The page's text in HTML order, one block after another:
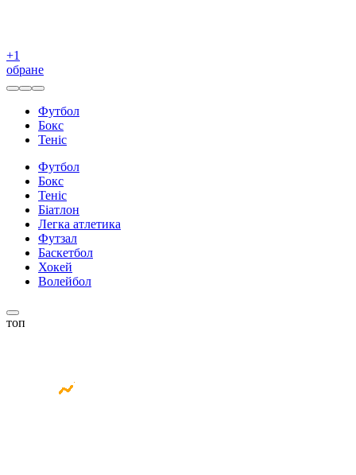
+1
обране
Футбол
Бокс
Теніс
Футбол
Бокс
Теніс
Біатлон
Легка атлетика
Футзал
Баскетбол
Хокей
Волейбол
топ